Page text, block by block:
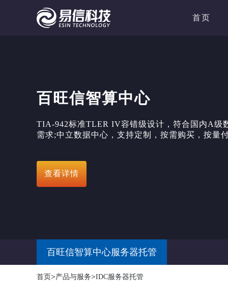
首页
百旺信智算中心
TIA-942标准TLER IV容错级设计，符合国内A级
需求;中立数据中心，支持定制，按需购买，按量
查看详情
百旺信智算中心服务器托管
首页>产品与服务>IDC服务器托管